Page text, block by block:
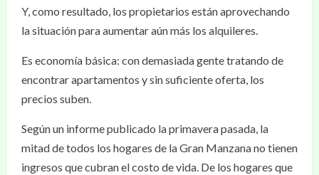
Y, como resultado, los propietarios están aprovechando
la situación para aumentar aún más los alquileres.
Es economía básica: con demasiada gente tratando de
encontrar apartamentos y sin suficiente oferta, los
precios suben.
Según un informe publicado la primavera pasada, la
mitad de todos los hogares de la Gran Manzana no tienen
ingresos que cubran el costo de vida. De los hogares que